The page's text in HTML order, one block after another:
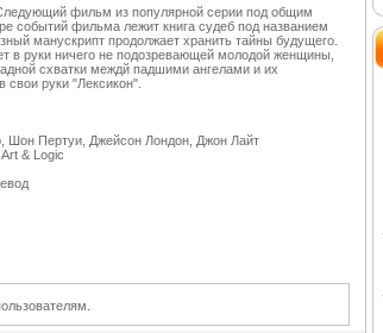
фильм из популярной серии под общим
событий фильма лежит книга судеб под названием
манускрипт продолжает хранить тайны будущего.
в руки ничего не подозревающей молодой женщины,
схватки междй падшими ангелами и их
свои руки "Лексикон".
Шон Пертуи, Джейсон Лондон, Джон Лайт
& Logic